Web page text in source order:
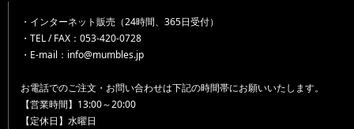
・インターネット販売（24時間、365日受付）
・TEL / FAX：053-420-0728
・E-mail：info@mumbles.jp
お電話でのご注文・お問い合わせは下記の時間帯にお願いいたします。
【営業時間】13:00～20:00
【定休日】水曜日